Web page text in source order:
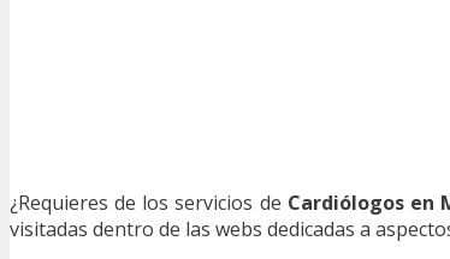
¿Requieres de los servicios de Cardiólogos en
visitadas dentro de las webs dedicadas a